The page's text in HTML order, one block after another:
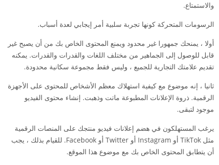
والاستمتاع.
الرسومات المتحركة كونها تجربة سلبية أمر إيجابي لعدة أسباب.
أولا ، يمنحك جمهورا غير محدود ويمنع المحتوى الخاص بك من أن يصبح غير
قابل للوصول إلى الجماهير من مختلف اللغات والقدرات والقدرات. يمكنه
تقديم علامتك التجارية للجميع ، وليس فقط مجموعة سكانية محدودة.
ثانيا ، إنه موضوع مع كيفية استهلاك معظم الأشخاص للمحتوى على الأجهزة
الرقمية. ذروة الإعلانات المطبوعة ماتت وذهبت. إنشاء محتوى الفيديو
موجود لتبقى.
يرغب المستهلكون في هضم إعلانات فيديو منتجك على المنصات الرقمية
مثل TikTok أو Instagram أو Twitter أو Facebook. للقيام بذلك ، يجب
أن يتطابق المحتوى الخاص بك مع موضوع هذا الموقع.